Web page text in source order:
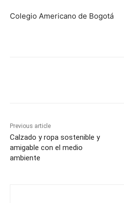
Colegio Americano de Bogotá
Previous article
Calzado y ropa sostenible y
amigable con el medio
ambiente